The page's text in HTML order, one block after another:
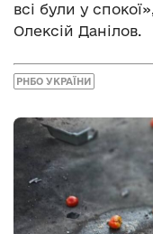
всі були у
Олексій Данілов.
РНБО УКРАЇНИ